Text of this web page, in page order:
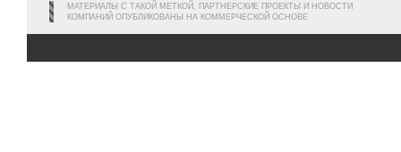
МАТЕРИАЛЫ С ТАКОЙ МЕТКОЙ, ПАРТНЕРСКИЕ ПРОЕКТЫ И НОВОСТИ
КОМПАНИЙ ОПУБЛИКОВАНЫ НА КОММЕРЧЕСКОЙ ОСНОВЕ